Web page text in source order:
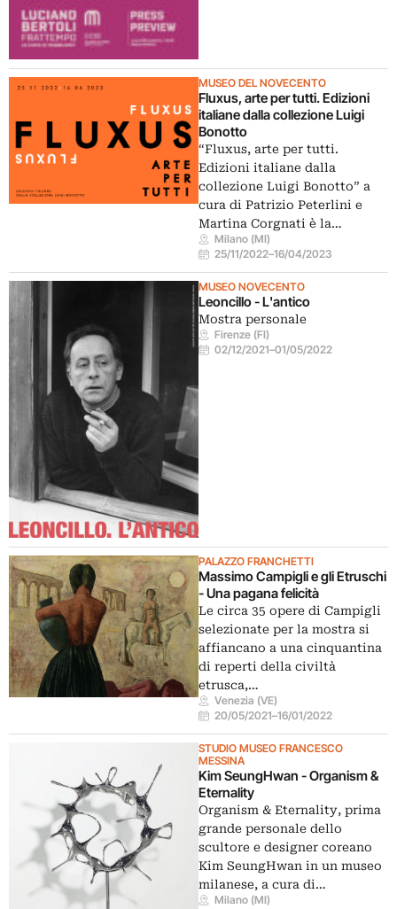
MUSEO DEL NOVECENTO
Fluxus, arte per tutti. Edizioni
italiane dalla collezione Luigi
Bonotto
“Fluxus, arte per tutti.
Edizioni italiane dalla
collezione Luigi Bonotto” a
cura di Patrizio Peterlini e
Martina Corgnati è la…
Milano (MI)
25/11/2022–16/04/2023
MUSEO NOVECENTO
Leoncillo - L'antico
Mostra personale
Firenze (FI)
02/12/2021–01/05/2022
PALAZZO FRANCHETTI
Massimo Campigli e gli Etruschi
- Una pagana felicità
Le circa 35 opere di Campigli
selezionate per la mostra si
affiancano a una cinquantina
di reperti della civiltà
etrusca,…
Venezia (VE)
20/05/2021–16/01/2022
STUDIO MUSEO FRANCESCO
MESSINA
Kim SeungHwan - Organism &
Eternality
Organism & Eternality, prima
grande personale dello
scultore e designer coreano
Kim SeungHwan in un museo
milanese, a cura di…
Milano (MI)